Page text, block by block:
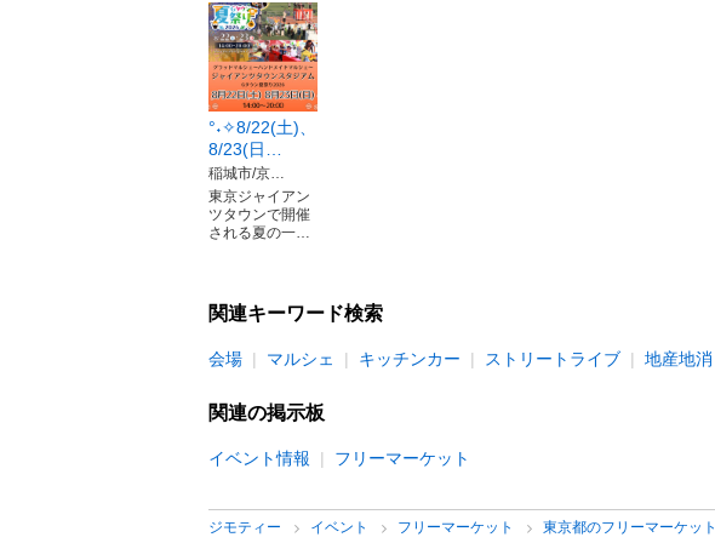
°˖✧8/22(土)、
8/23(日…
稲城市/京…
東京ジャイアン
ツタウンで開催
される夏の一…
関連キーワード検索
会場 マルシェ キッチンカー ストリートライブ 地産地消
関連の掲示板
イベント情報 フリーマーケット
ジモティー イベント フリーマーケット 東京都のフリーマーケット